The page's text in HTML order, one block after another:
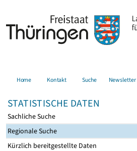
Home Kontakt Suche Newsletter
STATISTISCHE DATEN
Sachliche Suche
Regionale Suche
Kürzlich bereitgestellte Daten